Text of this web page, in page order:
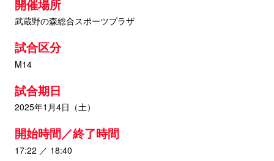
開催場所
武蔵野の森総合スポーツプラザ
試合区分
M14
試合期日
2025年1月4日（土）
開始時間／終了時間
17:22 ／ 18:40